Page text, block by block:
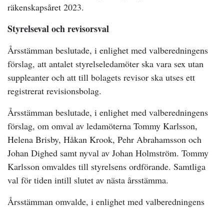
räkenskapsåret 2023.
Styrelseval och revisorsval
Årsstämman beslutade, i enlighet med valberedningens
förslag, att antalet styrelseledamöter ska vara sex utan
suppleanter och att till bolagets revisor ska utses ett
registrerat revisionsbolag.
Årsstämman beslutade, i enlighet med valberedningens
förslag, om omval av ledamöterna Tommy Karlsson,
Helena Brisby, Håkan Krook, Pehr Abrahamsson och
Johan Dighed samt nyval av Johan Holmström. Tommy
Karlsson omvaldes till styrelsens ordförande. Samtliga
val för tiden intill slutet av nästa årsstämma.
Årsstämman omvalde, i enlighet med valberedningens